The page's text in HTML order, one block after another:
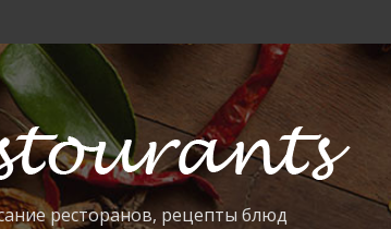
ресторанов, рецепты блюд